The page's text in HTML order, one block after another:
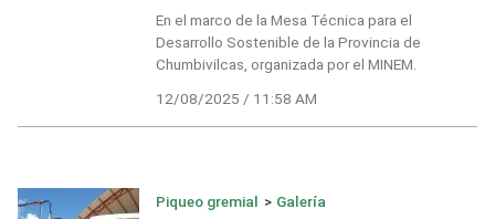
En el marco de la Mesa Técnica para el
Desarrollo Sostenible de la Provincia de
Chumbivilcas, organizada por el MINEM.
12/08/2025 / 11:58 AM
Piqueo gremial > Galería